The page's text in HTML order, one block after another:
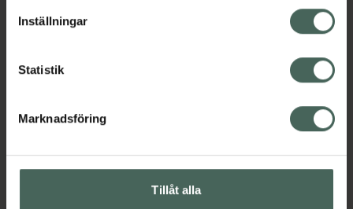
lagligheten av behandling som skett innan återkallelsen.
Inställningar
Statistik
Marknadsföring
Tillåt alla
syd till Lappland i norr, och online i mobilen och på
datorn. Oavsett vem du är så är det vårt uppdrag att
med oss.